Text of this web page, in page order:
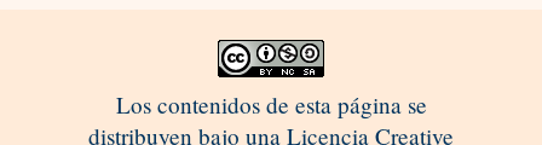
Los contenidos de esta página se
distribuyen bajo una Licencia Creative